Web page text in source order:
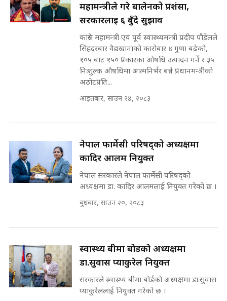
the Supreme Court ||
SIDHAKURA
मोबिलिटीमा महिलाको पहुँच विस्तार गर्दै
इनड्राइभ || SIDHAKURA ||
on the Same Page ||
SIDHAKURA ||
सहकारी पीडितसँग मन्त्री प्रतिभा रावलले
भनिन्–साथ दिनुहोस्, दबाब होइन ||
Sidhakura || Pratibha Rawal
रसुवाकाे भाङ्गे झरना | Bhange
Waterfall of Rasuwa ||
SIDHAKURA ||
पोप्पोको पासोः कमाउने लोभमा घरबार नै
उठिबास | The Dark Side of
'Poppo Live'-SIDHAKURA
INVESTIGATION
मन्त्री आउने बित्तिकै सुरु भएको थियो
घुसको डिल || Raj Kumar Gupta ||
SIDHAKURA ||
घुसको डिल गर्ने मन्त्रीकाे राजिनामा,
भूमिसुधार मन्त्रीलाई जोगाइदै ! ||
SIDHAKURA ||
७८ लाख घुस खाने मन्त्री ! जोगाउने
SIDHAKURA INVESTIGATION
अडियो | FULL AUDIO |
SIDHAKURA |
महामन्त्रीले गरे बालेनको प्रशंसा,
सरकारलाई ६ बुँदे सुझाव
कांग्रेस महामन्त्री एवं पूर्व स्वास्थ्यमन्त्री प्रदीप पौडेलले
सिंहदरबार वैद्यखानाको कारोबार ४ गुणा बढेको,
१०५ बाट १५० प्रकारका औषधि उत्पादन गर्ने र ३५
निःशुल्क औषधिमा आत्मनिर्भर बन्ने प्रधानमन्त्रीको
अठोटप्रति...
आइतबार, साउन २४, २०८३
नेपाल फार्मेसी परिषद्को अध्यक्षमा
कादिर आलम नियुक्त
नेपाल सरकारले नेपाल फार्मेसी परिषद्को
अध्यक्षमा डा. कादिर आलमलाई नियुक्त गरेको छ ।
बुधबार, साउन २०, २०८३
स्वास्थ्य बीमा बोर्डको अध्यक्षमा
डा.सुवास प्याकुरेल नियुक्त
सरकारले स्वास्थ्य बीमा बोर्डको अध्यक्षमा डा.सुवास
प्याकुरेललाई नियुक्त गरेको छ ।